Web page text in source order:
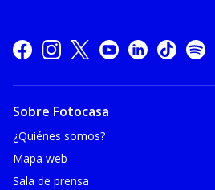
Sobre Fotocasa
¿Quiénes somos?
Mapa web
Sala de prensa